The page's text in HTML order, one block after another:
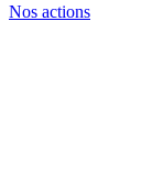
Nos actions